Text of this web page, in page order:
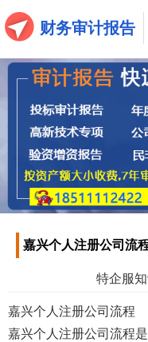
财务审计报告
嘉兴个人注册公司流
特企服
嘉兴个人注册公司流程
嘉兴个人注册公司流程